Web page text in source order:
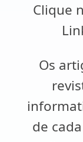
Clique
Os
de